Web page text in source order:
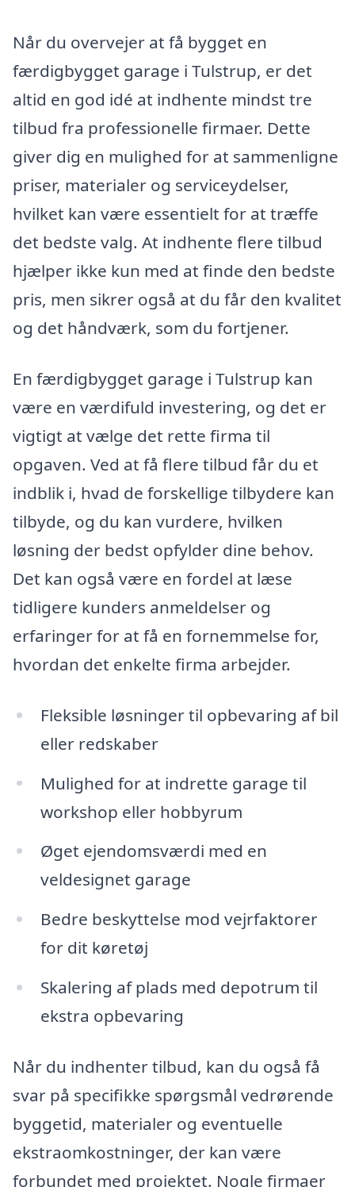
Når du overvejer at få bygget en
færdigbygget garage i Tulstrup, er det
altid en god idé at indhente mindst tre
tilbud fra professionelle firmaer. Dette
giver dig en mulighed for at sammenligne
priser, materialer og serviceydelser,
hvilket kan være essentielt for at træffe
det bedste valg. At indhente flere tilbud
hjælper ikke kun med at finde den bedste
pris, men sikrer også at du får den kvalitet
og det håndværk, som du fortjener.
En færdigbygget garage i Tulstrup kan
være en værdifuld investering, og det er
vigtigt at vælge det rette firma til
opgaven. Ved at få flere tilbud får du et
indblik i, hvad de forskellige tilbydere kan
tilbyde, og du kan vurdere, hvilken
løsning der bedst opfylder dine behov.
Det kan også være en fordel at læse
tidligere kunders anmeldelser og
erfaringer for at få en fornemmelse for,
hvordan det enkelte firma arbejder.
Fleksible løsninger til opbevaring af bil
eller redskaber
Mulighed for at indrette garage til
workshop eller hobbyrum
Øget ejendomsværdi med en
veldesignet garage
Bedre beskyttelse mod vejrfaktorer
for dit køretøj
Skalering af plads med depotrum til
ekstra opbevaring
Når du indhenter tilbud, kan du også få
svar på specifikke spørgsmål vedrørende
byggetid, materialer og eventuelle
ekstraomkostninger, der kan være
forbundet med projektet. Nogle firmaer